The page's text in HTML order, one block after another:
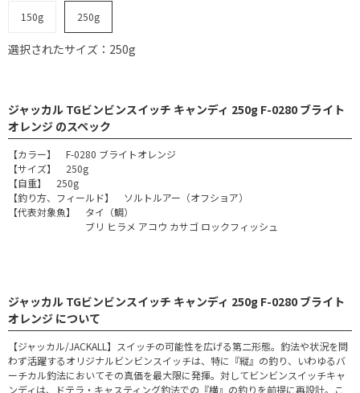
150g 250g
選択されたサイズ：250g
ジャッカル TGビンビンスイッチ キャンディ 250g F-0280 ブライト
オレンジ のスペック
【カラー】 F-0280 ブライトオレンジ
【サイズ】 250g
【自重】 250g
【釣り方、フィールド】 ソルトルアー（オフショア）
【代表対象魚】 タイ（鯛）
ブリ ヒラメ アコウ カサゴ ロックフィッシュ
ジャッカル TGビンビンスイッチ キャンディ 250g F-0280 ブライト
オレンジ について
【ジャッカル/JACKALL】スイッチの可能性を広げる第二形態。釣法や状況を問
わず活躍するオリジナルビンビンスイッチは、特に『縦』の釣り、いわゆるバ
ーチカル釣法においてその真価を最大限に発揮。対してビンビンスイッチキャ
ンディは、ドテラ・キャスティング釣法での『横』の釣りを前提に再設計。こ